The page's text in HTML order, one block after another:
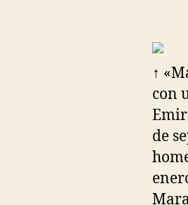
↑
con
de